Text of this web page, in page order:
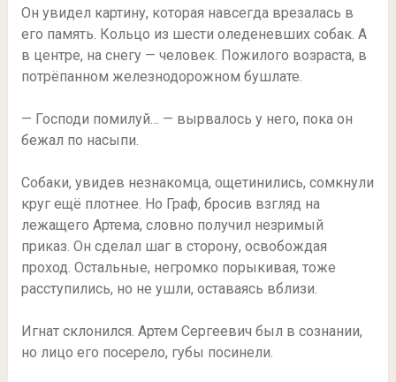
Он увидел картину, которая навсегда врезалась в
его память. Кольцо из шести оледеневших собак. А
в центре, на снегу — человек. Пожилого возраста, в
потрёпанном железнодорожном бушлате.
— Господи помилуй… — вырвалось у него, пока он
бежал по насыпи.
Собаки, увидев незнакомца, ощетинились, сомкнули
круг ещё плотнее. Но Граф, бросив взгляд на
лежащего Артема, словно получил незримый
приказ. Он сделал шаг в сторону, освобождая
проход. Остальные, негромко порыкивая, тоже
расступились, но не ушли, оставаясь вблизи.
Игнат склонился. Артем Сергеевич был в сознании,
но лицо его посерело, губы посинели.